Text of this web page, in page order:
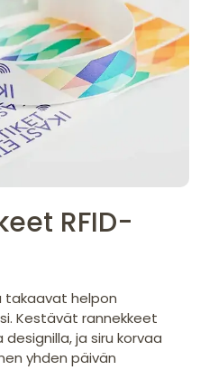
RFID-
takaavat helpon
Kestävät rannekkeet
ja siru korvaa
yhden päivän